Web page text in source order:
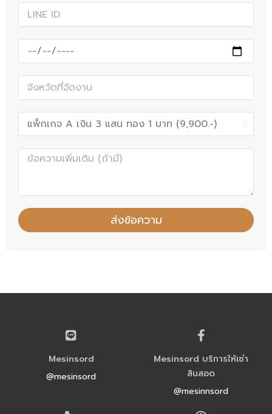
ส่งข้อความ
Mesinsord
@mesinsord
Mesinsord บริการให้เช่า
สินสอด
@mesinnsord